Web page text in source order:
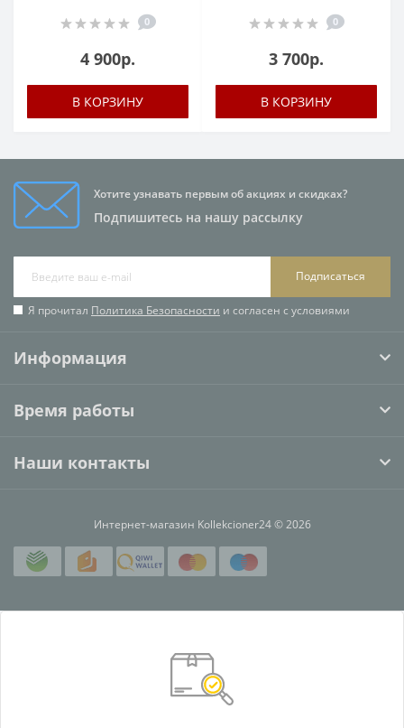
0
4 900р.
В КОРЗИНУ
0
3 700р.
В КОРЗИНУ
Хотите узнавать первым об акциях и скидках?
Подпишитесь на нашу рассылку
Подписаться
Я прочитал Политика Безопасности и согласен с условиями
Информация
Время работы
Наши контакты
Интернет-магазин Kollekcioner24 © 2026